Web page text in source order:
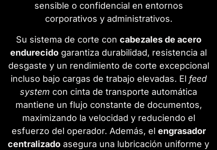
sensible o confidencial en entornos
corporativos y administrativos.
Su sistema de corte con cabezales de acero
endurecido garantiza durabilidad, resistencia al
desgaste y un rendimiento de corte excepcional
incluso bajo cargas de trabajo elevadas. El feed
system con cinta de transporte automática
mantiene un flujo constante de documentos,
maximizando la velocidad y reduciendo el
esfuerzo del operador. Además, el engrasador
centralizado asegura una lubricación uniforme y